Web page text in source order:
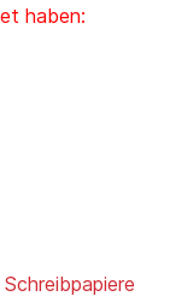
haben: